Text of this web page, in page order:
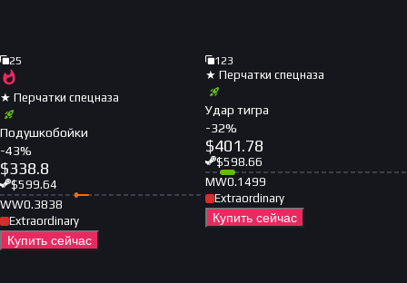
25
★ Перчатки спецназа
Подушкобойки
-43%
$338.8
$599.64
WW0.3838
Extraordinary
Купить сейчас
123
★ Перчатки спецназа
Удар тигра
-32%
$401.78
$598.66
MW0.1499
Extraordinary
Купить сейчас